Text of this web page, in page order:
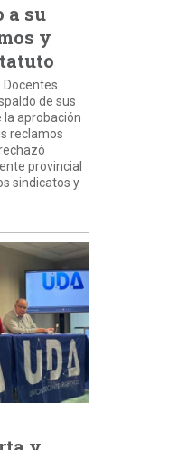
a su
y
Docentes
de sus
la aprobación
reclamos
provincial
sindicatos y